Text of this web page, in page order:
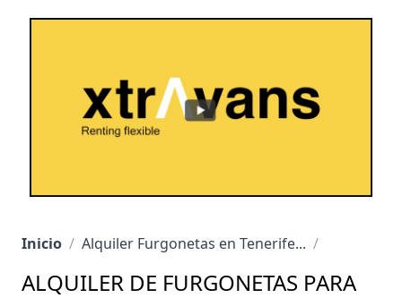
Inicio / Alquiler Furgonetas en Tenerife... /
ALQUILER DE FURGONETAS PARA